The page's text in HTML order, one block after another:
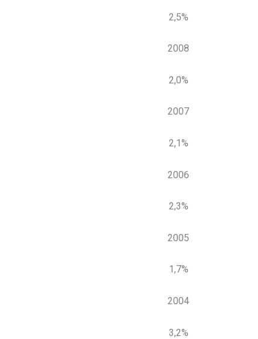
2,5%
2008
2,0%
2007
2,1%
2006
2,3%
2005
1,7%
2004
3,2%